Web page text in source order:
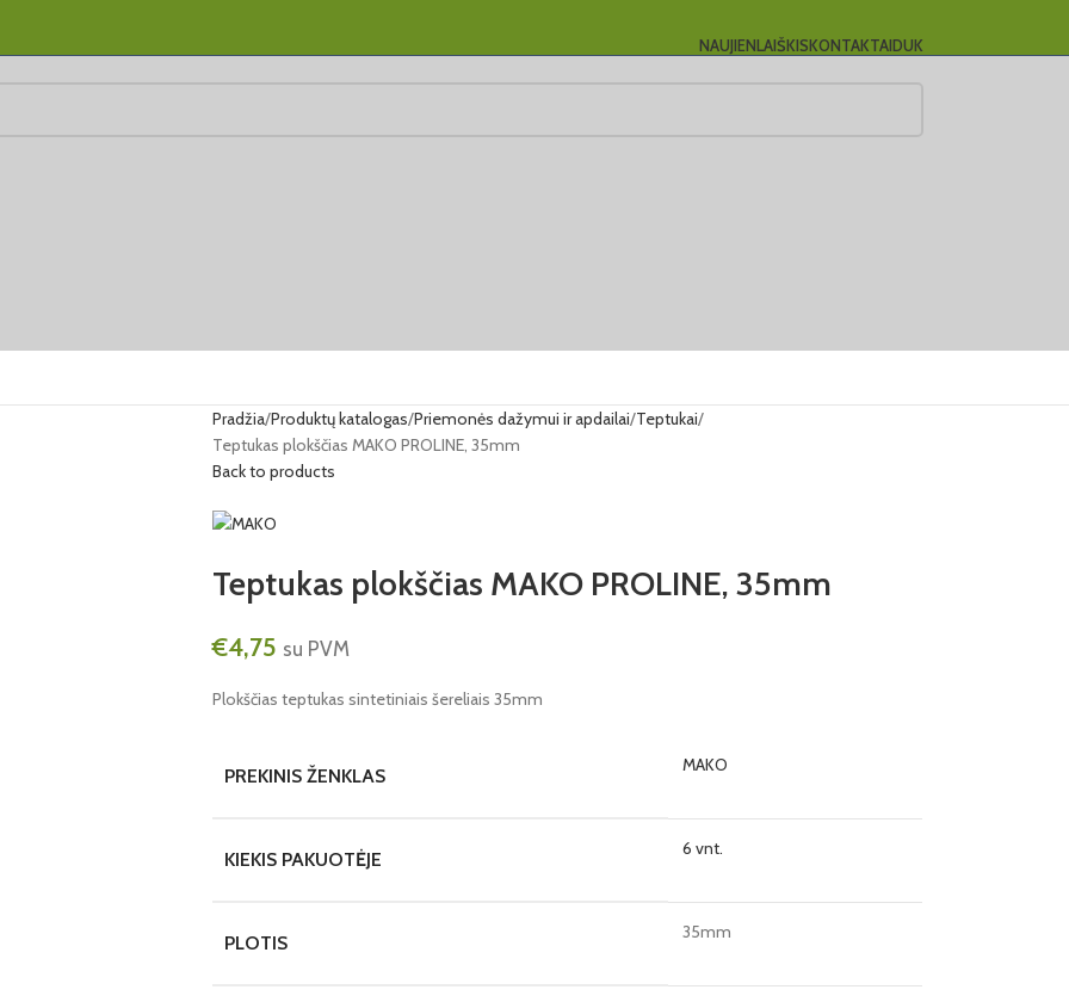
NAUJIENLAIŠKISKONTAKTAIDUK
Pradžia Produktų katalogas Priemonės dažymui ir apdailai Teptukai
Teptukas plokščias MAKO PROLINE, 35mm
Back to products
Teptukas plokščias MAKO PROLINE, 35mm
€4,75 su PVM
Plokščias teptukas sintetiniais šereliais 35mm
PREKINIS ŽENKLAS MAKO
KIEKIS PAKUOTĖJE 6 vnt.
PLOTIS 35mm